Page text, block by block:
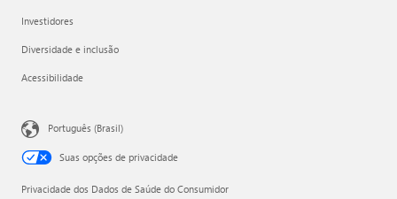
Investidores
Diversidade e inclusão
Acessibilidade
Português (Brasil)
Suas opções de privacidade
Privacidade dos Dados de Saúde do Consumidor